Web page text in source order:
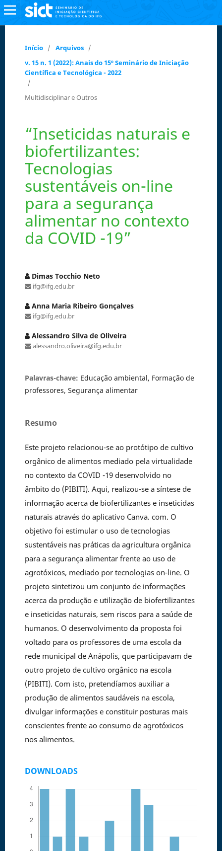
Início / Arquivos /
v. 15 n. 1 (2022): Anais do 15º Seminário de Iniciação
Científica e Tecnológica - 2022
/
Multidisciplinar e Outros
“Inseticidas naturais e
biofertilizantes:
Tecnologias
sustentáveis on-line
para a segurança
alimentar no contexto
da COVID -19”
Dimas Tocchio Neto
ifg@ifg.edu.br
Anna Maria Ribeiro Gonçalves
ifg@ifg.edu.br
Alessandro Silva de Oliveira
alessandro.oliveira@ifg.edu.br
Palavras-chave: Educação ambiental, Formação de
professores, Segurança alimentar
Resumo
Este projeto relacionou-se ao protótipo de cultivo
orgânico de alimentos mediado pela virtualidade
no contexto da COVID -19 desenvolvido no
âmbito do (PIBITI). Aqui, realizou-se a síntese de
informação acerca de biofertilizantes e inseticidas
naturais através do aplicativo Canva. com. O
objetivo foi estimular o uso de tecnologias
sustentáveis nas práticas da agricultura orgânica
para a segurança alimentar frente ao uso de
agrotóxicos, mediado por tecnologias on-line. O
projeto sintetizou um conjunto de informações
acerca da produção e utilização de biofertilizantes
e inseticidas naturais, sem riscos para a saúde de
humanos. O desenvolvimento da proposta foi
voltado para os professores de uma escola da
rede municipal de Anápolis, que participavam de
outro projeto de cultivo orgânico na escola
(PIBITI). Com isto, pretendíamos auxiliar a
produção de alimentos saudáveis na escola,
divulgar informações e constituir posturas mais
conscientes frente ao consumo de agrotóxicos
nos alimentos.
DOWNLOADS